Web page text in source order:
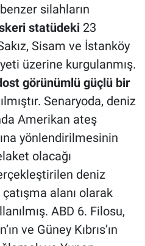
silahların
statüdeki23
Sisam ve İstanköy
üzerine kurgulanmış.
görünümlü güçlü bir
Senaryoda, deniz
Amerikan ateş
yönlendirilmesinin
olacağı
deniz
alanı olarak
ABD 6. Filosu,
ve Güney Kıbrıs’ın